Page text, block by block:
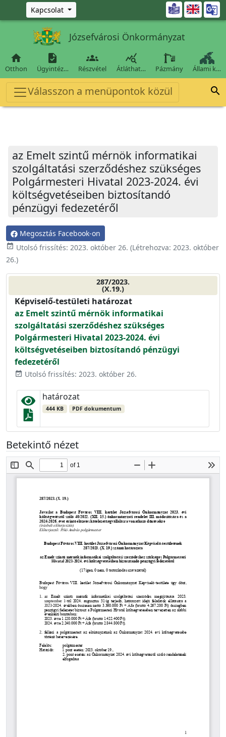
Ugrás a fő tartalomra
Kapcsolat 
Józsefvárosi Önkormányzat

Otthon

Ügyintéz…

Részvétel

Átláthat… Pázmány Állami k…
Válasszon a menüpontok közül 
az Emelt szintű mérnök informatikai
szolgáltatási szerződéshez szükséges
Polgármesteri Hivatal 2023-2024. évi
költségvetéseiben biztosítandó
pénzügyi fedezetéről
Megosztás Facebook-on
event_available Utolsó frissítés: 2023. október 26. (Létrehozva: 2023. október
26.)
287/2023.
(X.19.)
Képviselő-testületi határozat
az Emelt szintű mérnök informatikai
szolgáltatási szerződéshez szükséges
Polgármesteri Hivatal 2023-2024. évi
költségvetéseiben biztosítandó pénzügyi
fedezetéről
event_available Utolsó frissítés: 2023. október 26.
határozat
444 KB PDF dokumentum
Betekintő nézet